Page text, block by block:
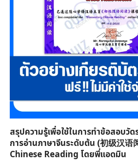
สรุปความรู้เพื่อใช้ในการทำข้อสอบวัด
การอ่านภาษาจีนระดับต้น (初级汉
Chinese Reading โดยพี่แอดมิน